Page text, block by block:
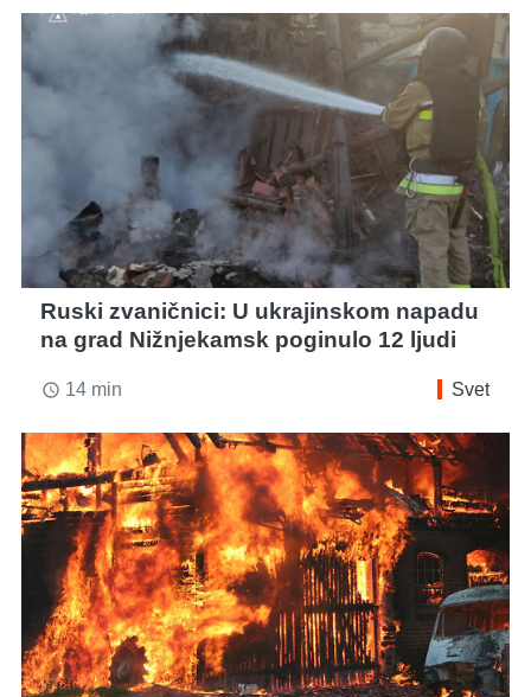
Ruski zvaničnici: U ukrajinskom napadu
na grad Nižnjekamsk poginulo 12 ljudi
access_time 14 min Svet